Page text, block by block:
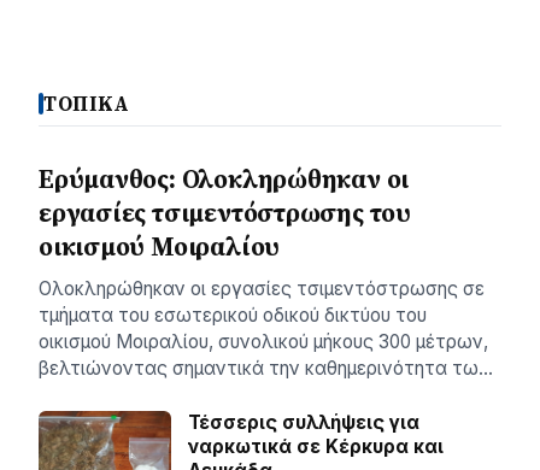
ΤΟΠΙΚΑ
Ερύμανθος: Ολοκληρώθηκαν οι
εργασίες τσιμεντόστρωσης του
οικισμού Μοιραλίου
Ολοκληρώθηκαν οι εργασίες τσιμεντόστρωσης σε
τμήματα του εσωτερικού οδικού δικτύου του
οικισμού Μοιραλίου, συνολικού μήκους 300 μέτρων,
βελτιώνοντας σημαντικά την καθημερινότητα τω…
Τέσσερις συλλήψεις για
ναρκωτικά σε Κέρκυρα και